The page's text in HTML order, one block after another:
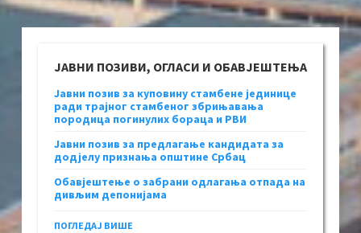
ЈАВНИ ПОЗИВИ, ОГЛАСИ И ОБАВЈЕШТЕЊА
Јавни позив за куповину стамбене јединице
ради трајног стамбеног збрињавања
породица погинулих бораца и РВИ
Јавни позив за предлагање кандидата за
додјелу признања општине Србац
Обавјештење о забрани одлагања отпада на
дивљим депонијама
ПОГЛЕДАЈ ВИШЕ